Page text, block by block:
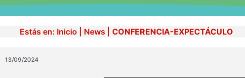
Estás en: Inicio News CONFERENCIA-EXPECTÁCULO
13/09/2024